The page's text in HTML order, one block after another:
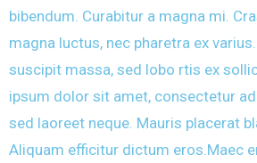
bibendum. Curabitur a magna mi.
magna luctus, nec pharetra ex
suscipit massa, sed lobo rtis ex
ipsum dolor sit amet, consectetur
sed laoreet neque. Mauris placerat
Aliquam efficitur dictum eros.Maec